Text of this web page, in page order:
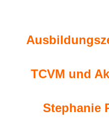
TCVM und
Stephanie